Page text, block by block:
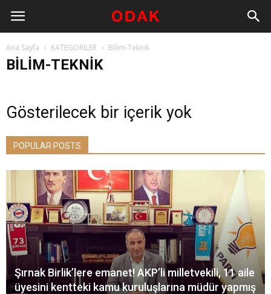
Ana Sayfa KATEGORİLER Bilim-Teknik
BILIM-TEKNIK
Gösterilecek bir içerik yok
POPULAR POSTS
Şırnak Birlik’lere emanet! AKP’li milletvekili, 11 aile
üyesini kentteki kamu kuruluşlarına müdür yapmış